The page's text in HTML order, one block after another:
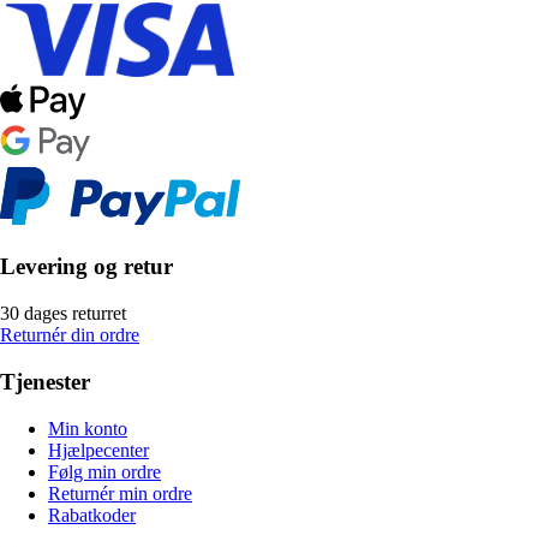
Levering og retur
30 dages returret
Returnér din ordre
Tjenester
Min konto
Hjælpecenter
Følg min ordre
Returnér min ordre
Rabatkoder